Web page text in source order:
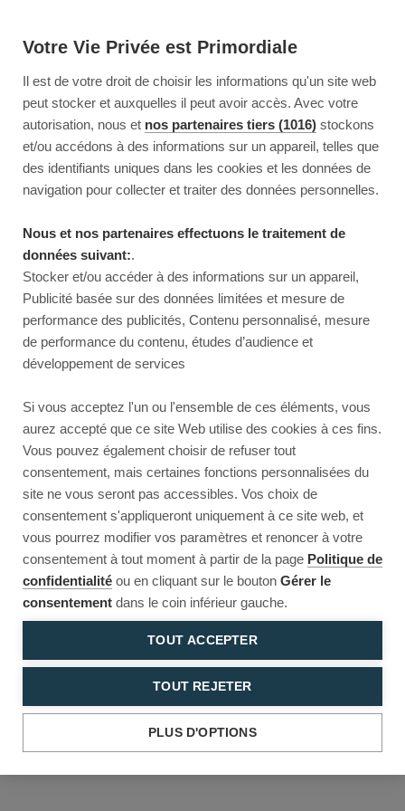
Votre Vie Privée est Primordiale
Il est de votre droit de choisir les informations qu'un site web
peut stocker et auxquelles il peut avoir accès. Avec votre
autorisation, nous et nos partenaires tiers (1016) stockons
et/ou accédons à des informations sur un appareil, telles que
des identifiants uniques dans les cookies et les données de
navigation pour collecter et traiter des données personnelles.
Nous et nos partenaires effectuons le traitement de
données suivant:.
Stocker et/ou accéder à des informations sur un appareil,
Publicité basée sur des données limitées et mesure de
performance des publicités, Contenu personnalisé, mesure
de performance du contenu, études d’audience et
développement de services
Si vous acceptez l'un ou l'ensemble de ces éléments, vous
aurez accepté que ce site Web utilise des cookies à ces fins.
Vous pouvez également choisir de refuser tout
consentement, mais certaines fonctions personnalisées du
site ne vous seront pas accessibles. Vos choix de
consentement s'appliqueront uniquement à ce site web, et
vous pourrez modifier vos paramètres et renoncer à votre
consentement à tout moment à partir de la page Politique de
confidentialité ou en cliquant sur le bouton Gérer le
consentement dans le coin inférieur gauche.
TOUT ACCEPTER
TOUT REJETER
PLUS D'OPTIONS
Reload to try again, or go back.
Reload Back